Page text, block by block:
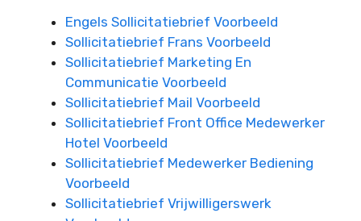
Engels Sollicitatiebrief Voorbeeld
Sollicitatiebrief Frans Voorbeeld
Sollicitatiebrief Marketing En
Communicatie Voorbeeld
Sollicitatiebrief Mail Voorbeeld
Sollicitatiebrief Front Office Medewerker
Hotel Voorbeeld
Sollicitatiebrief Medewerker Bediening
Voorbeeld
Sollicitatiebrief Vrijwilligerswerk